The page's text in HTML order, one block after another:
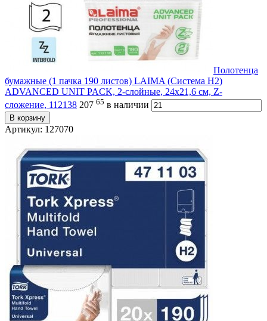
Полотенца
бумажные (1 пачка 190 листов) LAIMA (Система H2)
ADVANCED UNIT PACK, 2-слойные, 24х21,6 см, Z-
сложение, 112138 207 65 в наличии
В корзину
Артикул: 127070